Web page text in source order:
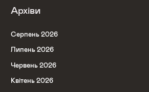
Архіви
Серпень 2026
Липень 2026
Червень 2026
Квітень 2026